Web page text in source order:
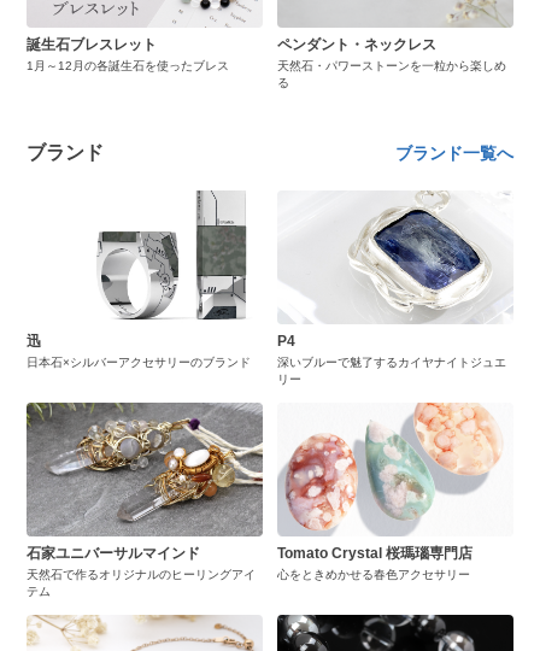
誕生石ブレスレット
1月～12月の各誕生石を使ったブレス
ペンダント・ネックレス
天然石・パワーストーンを一粒から楽しめ
る
ブランド ブランド一覧へ
迅
日本石×シルバーアクセサリーのブランド
P4
深いブルーで魅了するカイヤナイトジュエ
リー
石家ユニバーサルマインド
天然石で作るオリジナルのヒーリングアイ
テム
Tomato Crystal 桜瑪瑙専門店
心をときめかせる春色アクセサリー